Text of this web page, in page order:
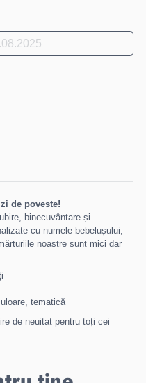
de poveste!
binecuvântare și
cu numele bebelușului,
noastre sunt mici dar
tematică
de neuitat pentru toți cei